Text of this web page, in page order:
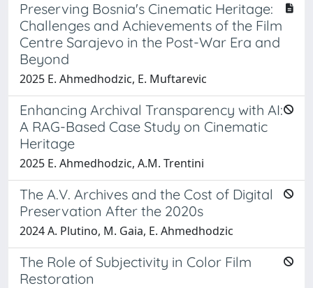
Preserving Bosnia's Cinematic Heritage:
Challenges and Achievements of the Film
Centre Sarajevo in the Post-War Era and
Beyond
2025 E. Ahmedhodzic, E. Muftarevic
Enhancing Archival Transparency with AI:
A RAG-Based Case Study on Cinematic
Heritage
2025 E. Ahmedhodzic, A.M. Trentini
The A.V. Archives and the Cost of Digital
Preservation After the 2020s
2024 A. Plutino, M. Gaia, E. Ahmedhodzic
The Role of Subjectivity in Color Film
Restoration